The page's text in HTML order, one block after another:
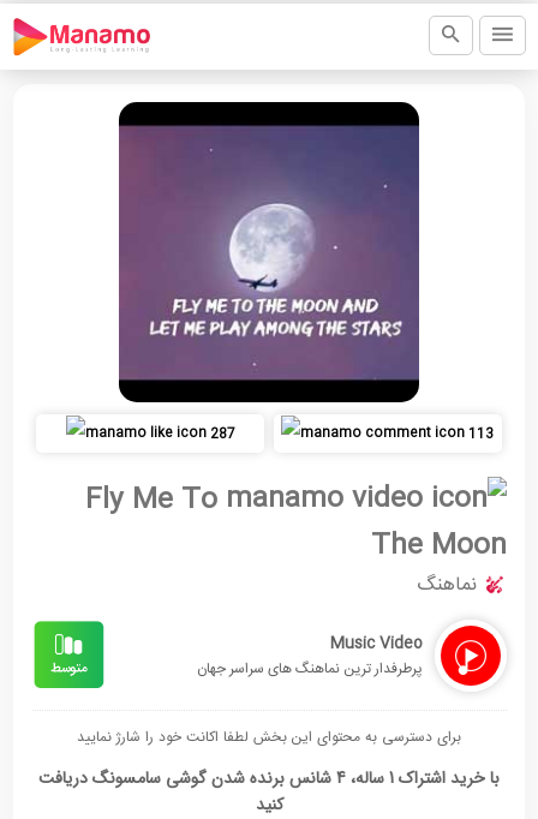
287 113
Fly Me To
The Moon
نماهنگ
Music Video
پرطرفدار ترین نماهنگ های سراسر جهان
برای دسترسی به محتوای این بخش لطفا اکانت خود را شارژ نمایید
با خرید اشتراک 1 ساله، 4 شانس برنده شدن گوشی سامسونگ دریافت
کنید